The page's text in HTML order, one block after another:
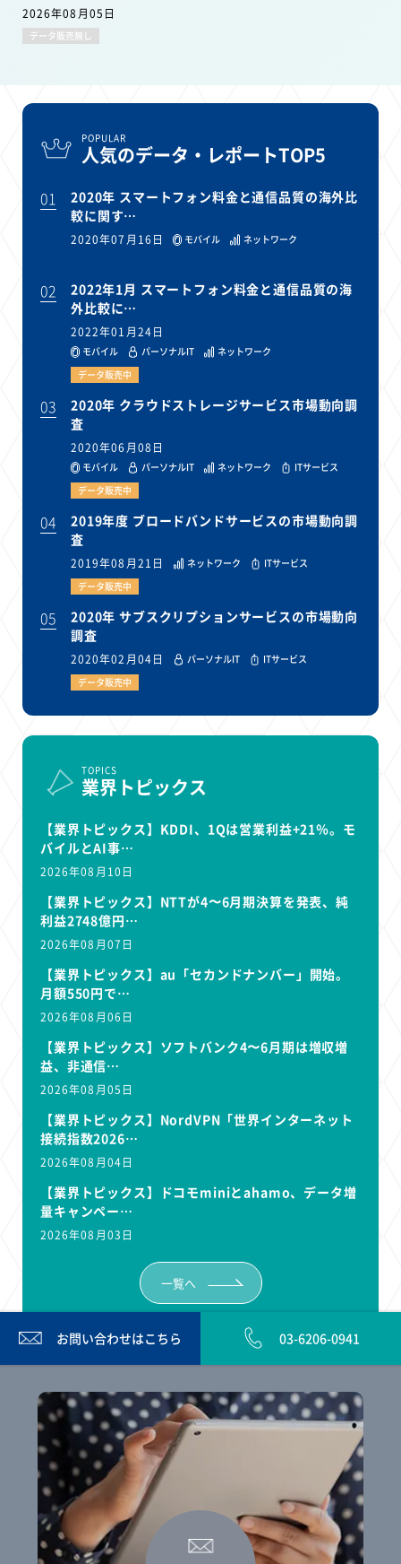
2026年08月05日
データ販売無し
POPULAR
人気のデータ・レポートTOP5
01
2020年 スマートフォン料金と通信品質の海外比
較に関す…
2020年07月16日 モバイル ネットワーク
02
2022年1月 スマートフォン料金と通信品質の海
外比較に…
2022年01月24日
モバイル パーソナルIT
ネットワーク
データ販売中
03
2020年 クラウドストレージサービス市場動向調
査
2020年06月08日
モバイル パーソナルIT ネットワーク
ITサービス
データ販売中
04
2019年度 ブロードバンドサービスの市場動向調
査
2019年08月21日 ネットワーク
ITサービス
データ販売中
05
2020年 サブスクリプションサービスの市場動向
調査
2020年02月04日 パーソナルIT
ITサービス
データ販売中
TOPICS
業界トピックス
【業界トピックス】KDDI、1Qは営業利益+21％。モ
バイルとAI事…
2026年08月10日
【業界トピックス】NTTが4〜6月期決算を発表、純
利益2748億円…
2026年08月07日
【業界トピックス】au「セカンドナンバー」開始。
月額550円で…
2026年08月06日
【業界トピックス】ソフトバンク4〜6月期は増収増
益、非通信…
2026年08月05日
【業界トピックス】NordVPN「世界インターネット
接続指数2026…
2026年08月04日
【業界トピックス】ドコモminiとahamo、データ増
量キャンペー…
2026年08月03日
一覧へ
お問い合わせはこちら 03-6206-0941